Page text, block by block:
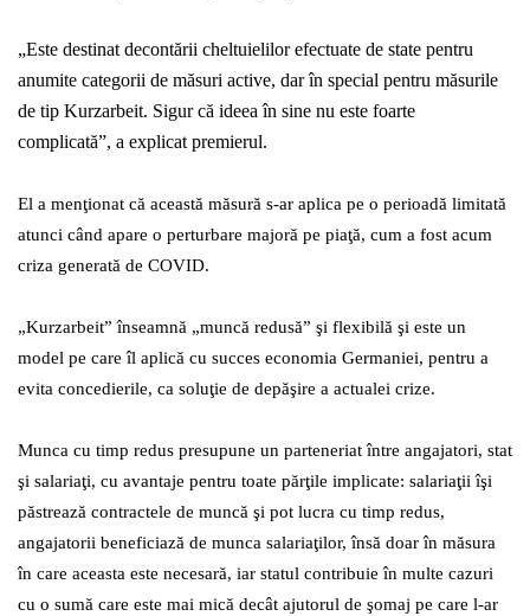
„Este destinat decontării cheltuielilor efectuate de state pentru
anumite categorii de măsuri active, dar în special pentru măsurile
de tip Kurzarbeit. Sigur că ideea în sine nu este foarte
complicată”, a explicat premierul.
El a menţionat că această măsură s-ar aplica pe o perioadă limitată
atunci când apare o perturbare majoră pe piaţă, cum a fost acum
criza generată de COVID.
„Kurzarbeit” înseamnă „muncă redusă” şi flexibilă şi este un
model pe care îl aplică cu succes economia Germaniei, pentru a
evita concedierile, ca soluţie de depăşire a actualei crize.
Munca cu timp redus presupune un parteneriat între angajatori, stat
şi salariaţi, cu avantaje pentru toate părţile implicate: salariaţii îşi
păstrează contractele de muncă şi pot lucra cu timp redus,
angajatorii beneficiază de munca salariaţilor, însă doar în măsura
în care aceasta este necesară, iar statul contribuie în multe cazuri
cu o sumă care este mai mică decât ajutorul de şomaj pe care l-ar